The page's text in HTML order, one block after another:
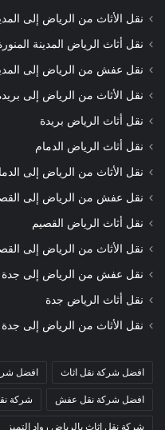
نقل الأثاث من الرياض إلى
نقل أثاث الرياض المدينة
نقل عفش من الرياض إلى
نقل الأثاث من الرياض إلى
نقل أثاث الرياض بريدة
نقل أثاث الرياض الدمام
نقل الأثاث من الرياض إلى
نقل عفش من الرياض إلى
نقل أثاث الرياض القصيم
نقل الأثاث من الرياض إلى
نقل عفش من الرياض إلى جدة
نقل أثاث الرياض جدة
نقل الأثاث من الرياض إلى جدة
افضل شركة نقل اثاث افضل
افضل شركة نقل عفش شركة
شركة نقل اثاث بالرياض رواد التميز